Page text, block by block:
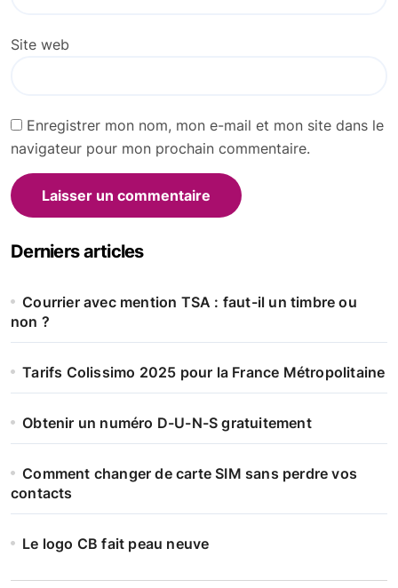
Site web
Enregistrer mon nom, mon e-mail et mon site dans le
navigateur pour mon prochain commentaire.
Alternative:
Derniers articles
Courrier avec mention TSA : faut-il un timbre ou
non ?
Tarifs Colissimo 2025 pour la France Métropolitaine
Obtenir un numéro D-U-N-S gratuitement
Comment changer de carte SIM sans perdre vos
contacts
Le logo CB fait peau neuve